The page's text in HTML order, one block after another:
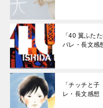
「40 翼ふた
バレ・長文感
「チッチと
レ・長文感想